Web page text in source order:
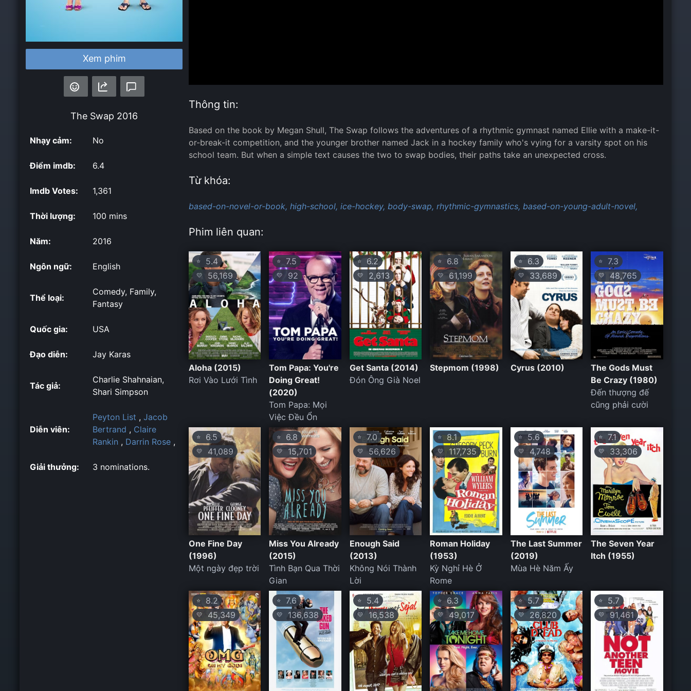
Xem phim
The Swap 2016
Nhạy cảm: No
Điểm imdb: 6.4
Imdb Votes: 1,361
Thời lượng: 100 mins
Năm: 2016
Ngôn ngữ: English
Thể loại:
Comedy, Family,
Fantasy
Quốc gia: USA
Đạo diễn: Jay Karas
Tác giả:
Charlie Shahnaian,
Shari Simpson
Diễn viên:
Peyton List , Jacob
Bertrand , Claire
Rankin , Darrin Rose ,
Giải thưởng: 3 nominations.
Thông tin:
Based on the book by Megan Shull, The Swap follows the adventures of a rhythmic gymnast named Ellie with a make-it-
or-break-it competition, and the younger brother named Jack in a hockey family who's vying for a varsity spot on his
school team. But when a simple text causes the two to swap bodies, their paths take an unexpected cross.
Từ khóa:
based-on-novel-or-book, high-school, ice-hockey, body-swap, rhythmic-gymnastics, based-on-young-adult-novel,
Phim liên quan:
⭐ 5.4
💛 56,169
Aloha (2015)
Rơi Vào Lưới Tình
⭐ 7.5
💛 92
Tom Papa: You're
Doing Great!
(2020)
Tom Papa: Mọi
Việc Đều Ổn
⭐6.2
💛 2,613
Get Santa (2014)
Đón Ông Già Noel
⭐ 6.8
💛 61,199
Stepmom (1998)
⭐6.3
💛 33,689
Cyrus (2010)
⭐ 7.3
💛 48,765
The Gods Must
Be Crazy (1980)
Đến thượng đế
cũng phải cười
⭐ 6.5
💛 41,089
One Fine Day
(1996)
Một ngày đẹp trời
⭐ 6.8
💛 15,701
Miss You Already
(2015)
Tình Bạn Qua Thời
Gian
⭐7.0
💛 56,626
Enough Said
(2013)
Không Nói Thành
Lời
⭐ 8.1
💛 117,735
Roman Holiday
(1953)
Kỳ Nghỉ Hè Ở
Rome
⭐5.6
💛 4,748
The Last Summer
(2019)
Mùa Hè Năm Ấy
⭐ 7.1
💛 33,306
The Seven Year
Itch (1955)
⭐ 8.2
💛 45,349
⭐ 7.6
💛 136,638
⭐5.4
💛 16,538
⭐ 6.3
💛 49,017
⭐5.7
💛26,820
⭐ 5.7
💛 91,461